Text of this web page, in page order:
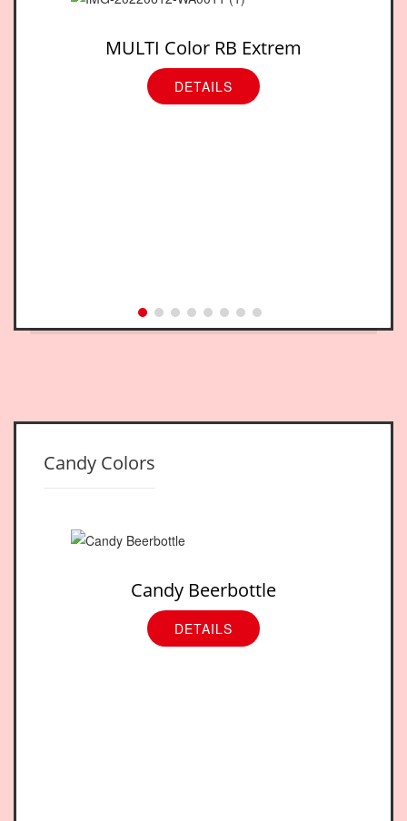
MULTI Color RB Extrem
DETAILS
Candy Colors
Candy Beerbottle
DETAILS